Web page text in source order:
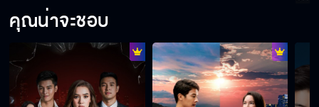
คุณน่าจะชอบ